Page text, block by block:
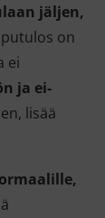
jäljen,
on
ei
ja ei-
lisää